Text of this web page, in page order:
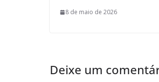
8 de maio de 2026
Deixe um